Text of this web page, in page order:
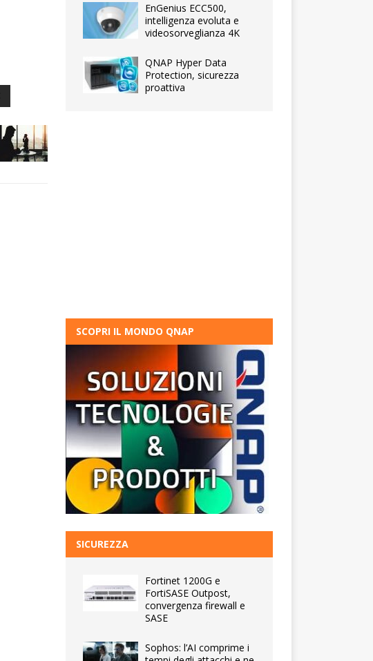
EnGenius ECC500,
intelligenza evoluta e
videosorveglianza 4K
QNAP Hyper Data
Protection, sicurezza
proattiva
SCOPRI IL MONDO QNAP
SICUREZZA
Fortinet 1200G e
FortiSASE Outpost,
convergenza firewall e
SASE
Sophos: l’AI comprime i